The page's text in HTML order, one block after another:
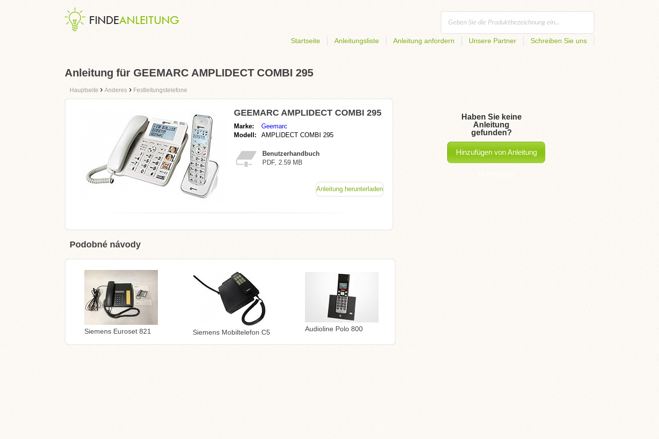
Startseite Anleitungsliste Anleitung anfordern Unsere Partner Schreiben Sie uns
Anleitung für GEEMARC AMPLIDECT COMBI 295
Hauptseite › Anderes › Festleitungstelefone
GEEMARC AMPLIDECT COMBI 295
Marke:
Geemarc
Modell:
AMPLIDECT COMBI 295
Benutzerhandbuch
PDF, 2.59 MB
Anleitung herunterladen
Podobné návody
Siemens Euroset 821 Siemens Mobiltelefon C5 Audioline Polo 800
Haben Sie keine
Anleitung
gefunden?
Hinzufügen von Anleitung